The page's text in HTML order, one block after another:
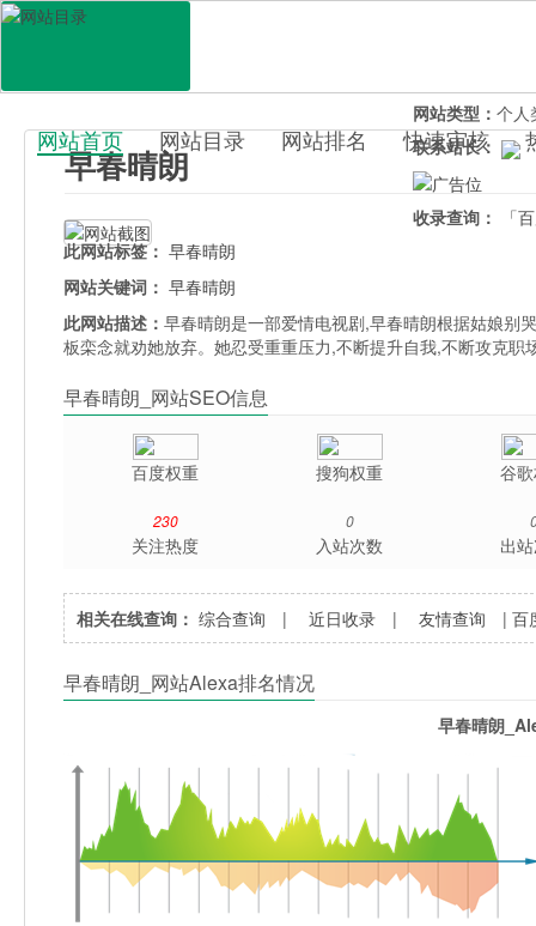
百科目录
网站首页 网站目录 网站排名 快速审核
早春晴朗
网站类型： 个人
联系站长：
收录查询：
「
此网站标签： 早春晴朗
网站关键词： 早春晴朗
此网站描述：早春晴朗是一部爱情电视剧,早春晴朗根据姑娘别
板栾念就劝她放弃。她忍受重重压力,不断提升自我,不断攻克
早春晴朗_网站SEO信息
百度权重 搜狗权重 谷
230
关注热度
0
入站次数 出
相关在线查询： 综合查询 |近日收录 |友情查询 |百
早春晴朗_网站Alexa排名情况
早春晴朗